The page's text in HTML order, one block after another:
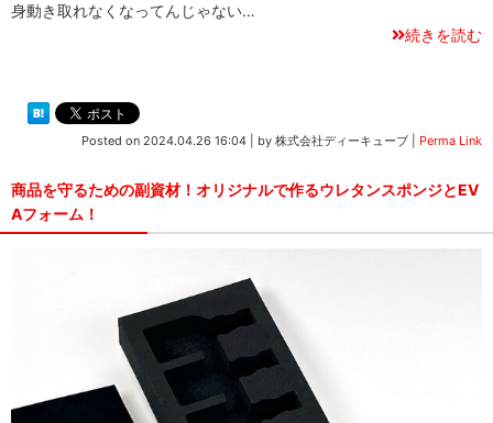
身動き取れなくなってんじゃない…
続きを読む
Posted on 2024.04.26 16:04 by 株式会社ディーキューブ Perma Link
商品を守るための副資材！オリジナルで作るウレタンスポンジとEV
Aフォーム！